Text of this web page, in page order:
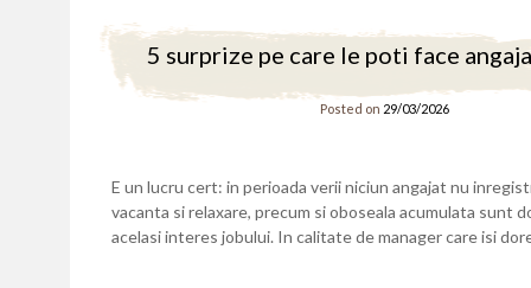
5 surprize pe care le poti face
Posted on 29/03/2026
E un lucru cert: in perioada verii niciun angajat nu
vacanta si relaxare, precum si oboseala acumulata sunt
acelasi interes jobului. In calitate de manager care isi